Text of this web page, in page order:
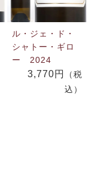
ル・ジェ・ド・
シャトー・ギロ
ー 2024
3,770円
（税
込）